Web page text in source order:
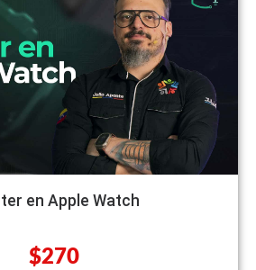
en Apple Watch
$270